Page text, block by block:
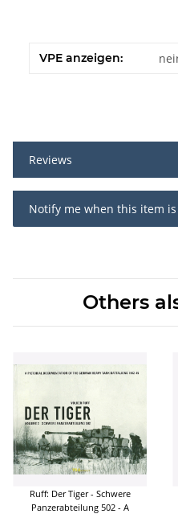
VPE anzeigen:
Reviews
Notify me when this item
Others
Ruff: Der Tiger - Schwere
Panzerabteilung 502 - A